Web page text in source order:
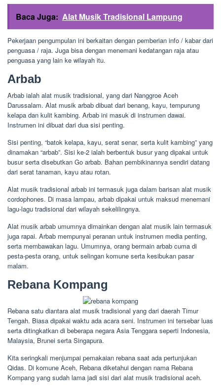
Baca Juga: Alat Musik Tradisional Lampung
Pekerjaan pengumpulan ini berkaitan dengan pemberian info / kabar dari
penguasa / raja. Juga bisa dengan menemani kedatangan raja atau
penguasa yang lain ke wilayah itu.
Arbab
Arbab ialah alat musik tradisional, yang dari Nanggroe Aceh
Darussalam. Alat musik arbab dibuat dari benang, kayu, tempurung
kelapa dan kulit kambing. Arbab ini masuk di instrumen dawai.
Instrumen ini dibuat dari dua sisi penting.
Sisi penting, “batok kelapa, kayu, serat senar, serta kulit kambing” yang
dinamakan “arbab”. Sisi ke-2 ialah berbentuk busur yang dipakai untuk
busur serta disebutkan Go arbab. Bahan pembikinannya sendiri datang
dari serat tanaman, kayu atau rotan.
Alat musik tradisional arbab ini termasuk juga dalam barisan alat musik
cordophones. Di masa lampau, arbab dipakai untuk maksud menemani
lagu-lagu tradisional dari wilayah sekelilingnya.
Alat musik arbab umumnya dimainkan dengan alat musik lain termasuk
juga rapai. Arbab mempunyai peranan untuk instrumen media penting,
serta membawakan lagu. Umumnya, orang bermain arbab cuma di
pesta-pesta orang, untuk selingan komune serta kesibukan pasar
malam.
Rebana Kompang
Rebana satu diantara alat musik tradisional yang dari daerah Timur
Tengah. Biasa dipakai waktu ada acara seni. Instrumen ini tersebar luas
serta ditingkatkan di beberapa negara Asia Tenggara seperti Indonesia,
Malaysia, Brunei serta Singapura.
Kita seringkali menjumpai pemakaian rebana saat ada pertunjukan
Qidas. Di komune Aceh, Rebana diketahui dengan nama Rebana
Kompang yang sudah lama jadi sisi dari alat musik tradisional aceh.